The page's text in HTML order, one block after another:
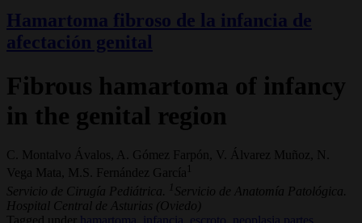
Hamartoma fibroso de la infancia de
afectación genital
Fibrous hamartoma of infancy
in the genital region
C. Montalvo Ávalos, A. Gómez Farpón, V. Álvarez Muñoz, N.
Vega Mata, M.S. Fernández García 1
Servicio de Cirugía Pediátrica. 1 Servicio de Anatomía Patológica.
Hospital Central de Asturias (Oviedo)
Tagged under
hamartoma, infancia, escroto,
neoplasia partes